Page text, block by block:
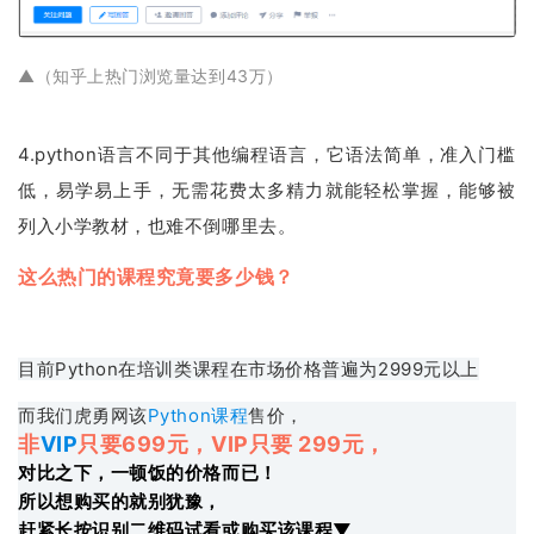
▲（知乎上热门浏览量达到43万）
4.python语言不同于其他编程语言，它语法简单，准入门槛
低，易学易上手，无需花费太多精力就能轻松掌握，能够被
列入小学教材，也难不倒哪里去。
这么热门的课程究竟要多少钱？
目前Python在培训类课程在市场价格普遍为2999元以上
而我们虎勇网该Python课程售价，
非VIP只要699元，VIP只要 299元，
对比之下，一顿饭的价格而已！
所以想购买的就别犹豫，